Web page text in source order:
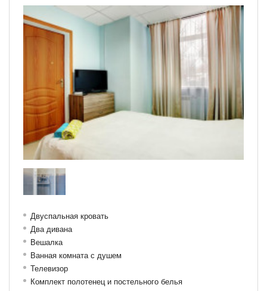
Двуспальная кровать
Два дивана
Вешалка
Ванная комната с душем
Телевизор
Комплект полотенец и постельного белья